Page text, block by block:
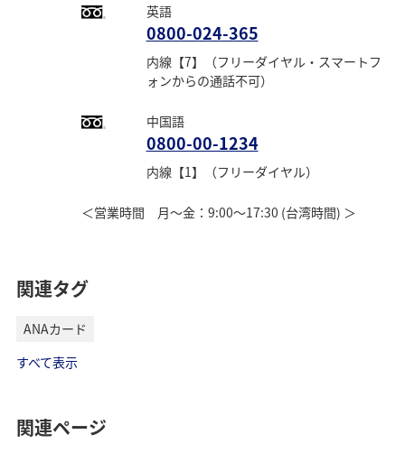
英語
0800-024-365
内線【7】（フリーダイヤル・スマートフ
ォンからの通話不可）
中国語
0800-00-1234
内線【1】（フリーダイヤル）
＜営業時間 月～金：9:00～17:30 (台湾時間) ＞
関連タグ
ANAカード
すべて表示
関連ページ